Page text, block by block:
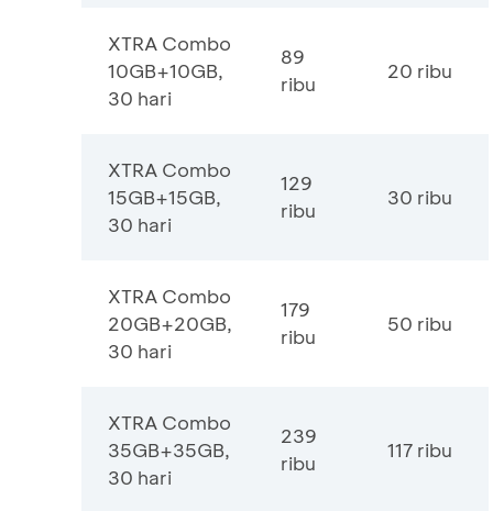
XTRA Combo
10GB+10GB,
30 hari
89
ribu
20 ribu
XTRA Combo
15GB+15GB,
30 hari
129
ribu
30 ribu
XTRA Combo
20GB+20GB,
30 hari
179
ribu
50 ribu
XTRA Combo
35GB+35GB,
30 hari
239
ribu
117 ribu